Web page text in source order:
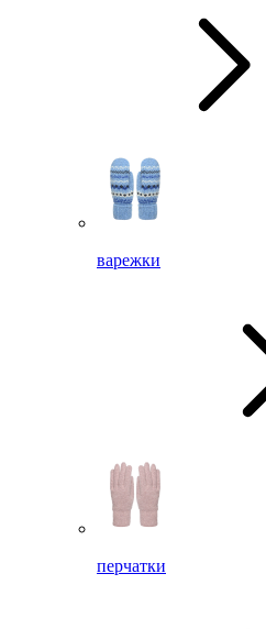
варежки
перчатки